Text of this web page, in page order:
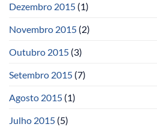
Dezembro 2015 (1)
Novembro 2015 (2)
Outubro 2015 (3)
Setembro 2015 (7)
Agosto 2015 (1)
Julho 2015 (5)